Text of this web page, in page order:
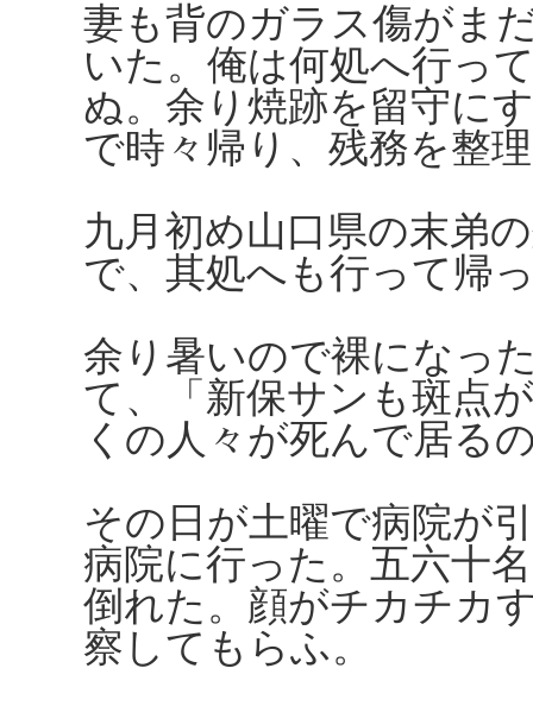
妻も背のガラス傷がま
いた。俺は何処へ行っ
ぬ。余り焼跡を留守に
で時々帰り、残務を整
九月初め山口県の末弟
で、其処へも行って帰
余り暑いので裸になっ
て、「新保サンも斑点
くの人々が死んで居る
その日が土曜で病院が
病院に行った。五六十
倒れた。顔がチカチカ
察してもらふ。